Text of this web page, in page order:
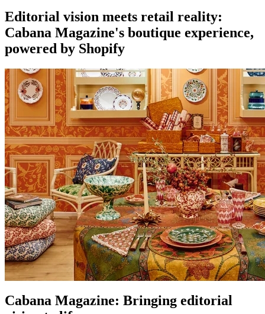
Editorial vision meets retail reality:
Cabana Magazine's boutique experience,
powered by Shopify
Cabana Magazine: Bringing editorial